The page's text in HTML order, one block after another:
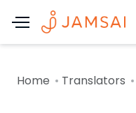
Home Translators